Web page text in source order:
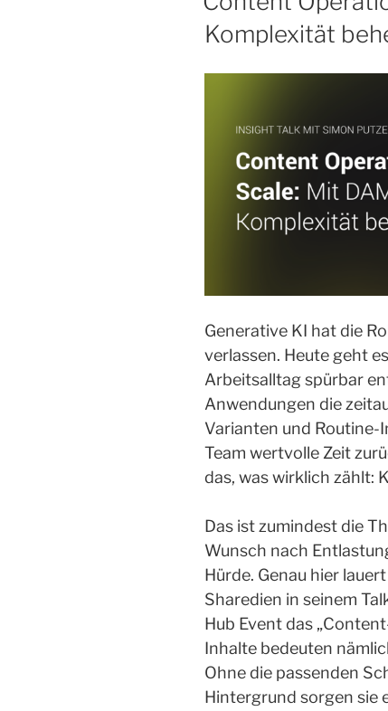
Komplexität
Generative KI hat die
verlassen. Heute geht
Arbeitsalltag spürbar
Anwendungen die
Varianten und Routine-
Team wertvolle Zeit
das, was wirklich zählt:
Das ist zumindest die
Wunsch nach
Hürde. Genau hier
Sharedien in seinem
Hub Event das
Inhalte bedeuten
Ohne die passenden
Hintergrund sorgen sie